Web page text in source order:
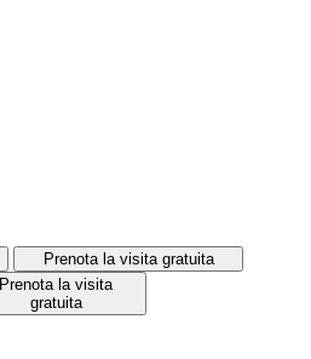
Prenota la visita gratuita
Prenota la visita
gratuita